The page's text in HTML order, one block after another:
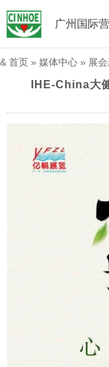
广州国际
& 首页 » 媒体中心 » 展
IHE-China大